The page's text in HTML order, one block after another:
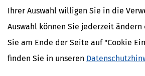
Ihrer Auswahl willigen Sie in die
Auswahl können Sie jederzeit
Sie am Ende der Seite auf "Cookie
finden Sie in unseren